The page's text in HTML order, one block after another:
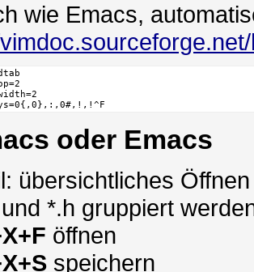
wie Emacs,
oder Emacs
übersichtliches
*.h gruppiert
öffnen
speichern